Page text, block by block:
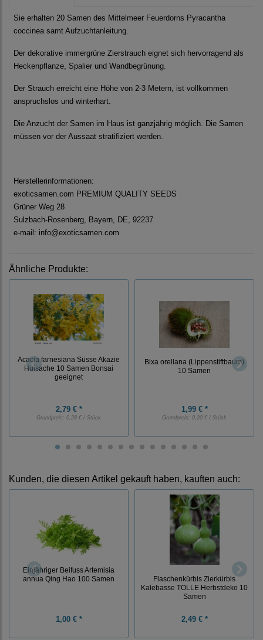
Sie erhalten 20 Samen des Mittelmeer Feuerdorns Pyracantha
coccinea samt Aufzuchtanleitung.
Der dekorative immergrüne Zierstrauch eignet sich hervorragend als
Heckenpflanze, Spalier und Wandbegrünung.
Der Strauch erreicht eine Höhe von 2-3 Metern, ist vollkommen
anspruchslos und winterhart.
Die Anzucht der Samen im Haus ist ganzjährig möglich. Die Samen
müssen vor der Aussaat stratifiziert werden.
Herstellerinformationen:
exoticsamen.com PREMIUM QUALITY SEEDS
Grüner Weg 28
Sulzbach-Rosenberg, Bayern, DE, 92237
e-mail: info@exoticsamen.com
Ähnliche Produkte:
Acacia farnesiana Süsse Akazie
Huisache 10 Samen Bonsai
geeignet
2,79 € *
Grundpreis: 0,28 € / Stück
Bixa orellana (Lippenstiftbaum)
10 Samen
1,99 € *
Grundpreis: 0,20 € / Stück
Kunden, die diesen Artikel gekauft haben, kauften auch:
Einjähriger Beifuss Artemisia
annua Qing Hao 100 Samen
1,00 € *
Flaschenkürbis Zierkürbis
Kalebasse TOLLE Herbstdeko 10
Samen
2,49 € *